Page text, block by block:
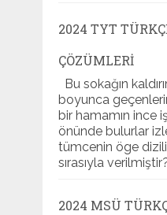
2024 TYT
ÇÖZÜMLERI
Bu sokağın
boyunca
bir hamamın ince
önünde bulurlar
tümcenin öge
sırasıyla
2024 MSÜ